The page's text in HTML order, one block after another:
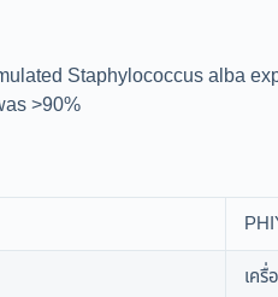
Staphylococcus alba
>90%
เค